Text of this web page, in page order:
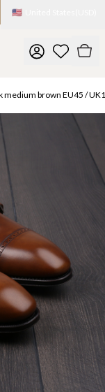
🇺🇸
medium brown EU45 /